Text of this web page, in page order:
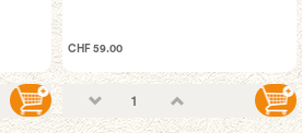
CHF 59.00